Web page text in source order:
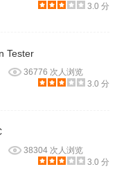
3.0 分
Tester
36776 次人浏览
3.0 分
38304 次人浏览
3.0 分